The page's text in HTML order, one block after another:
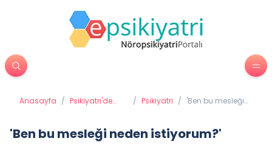
Anasayfa / Psikiyatri'de
/ Psikiyatri / 'Ben bu mesleği
'Ben bu mesleği neden istiyorum?'